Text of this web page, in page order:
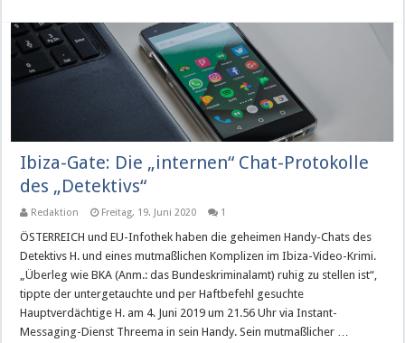
Ibiza-Gate: Die „internen“ Chat-Protokolle
des „Detektivs“
Redaktion Freitag, 19. Juni 2020 1
ÖSTERREICH und EU-Infothek haben die geheimen Handy-Chats des
Detektivs H. und eines mutmaßlichen Komplizen im Ibiza-Video-Krimi.
„Überleg wie BKA (Anm.: das Bundeskriminalamt) ruhig zu stellen ist“,
tippte der untergetauchte und per Haftbefehl gesuchte
Hauptverdächtige H. am 4. Juni 2019 um 21.56 Uhr via Instant-
Messaging-Dienst Threema in sein Handy. Sein mutmaßlicher …